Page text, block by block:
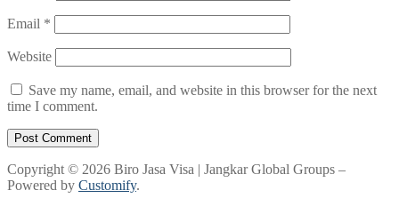
Email *
Website
Save my name, email, and website in this browser for the next
time I comment.
Copyright © 2026 Biro Jasa Visa | Jangkar Global Groups –
Powered by Customify.